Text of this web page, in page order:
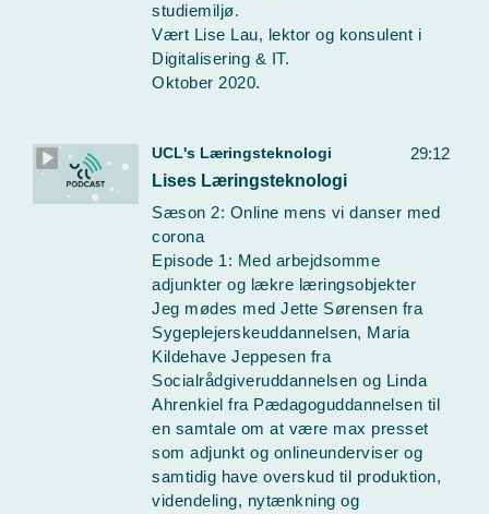
studiemiljø.
Vært Lise Lau, lektor og konsulent i
Digitalisering & IT.
Oktober 2020.
29:12
UCL's Læringsteknologi
Lises Læringsteknologi
Sæson 2: Online mens vi danser med
corona
Episode 1: Med arbejdsomme
adjunkter og lækre læringsobjekter
Jeg mødes med Jette Sørensen fra
Sygeplejerskeuddannelsen, Maria
Kildehave Jeppesen fra
Socialrådgiveruddannelsen og Linda
Ahrenkiel fra Pædagoguddannelsen til
en samtale om at være max presset
som adjunkt og onlineunderviser og
samtidig have overskud til produktion,
videndeling, nytænkning og